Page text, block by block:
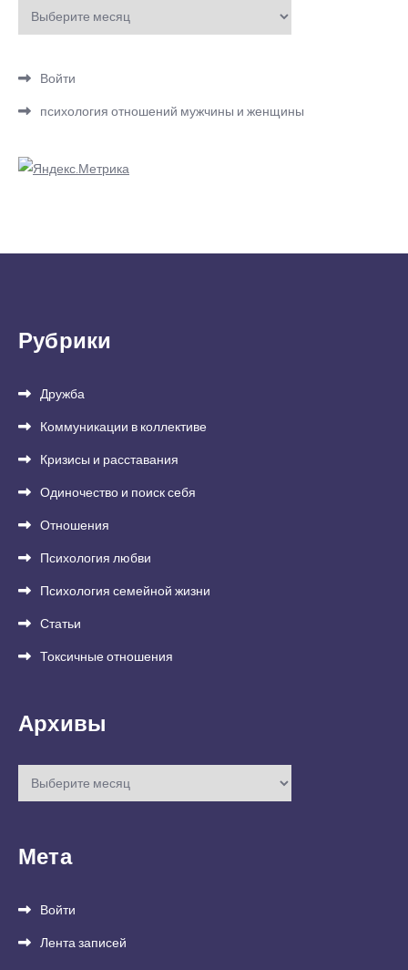
Архивы
Войти
психология отношений мужчины и женщины
Рубрики
Дружба
Коммуникации в коллективе
Кризисы и расставания
Одиночество и поиск себя
Отношения
Психология любви
Психология семейной жизни
Статьи
Токсичные отношения
Архивы
Архивы
Мета
Войти
Лента записей